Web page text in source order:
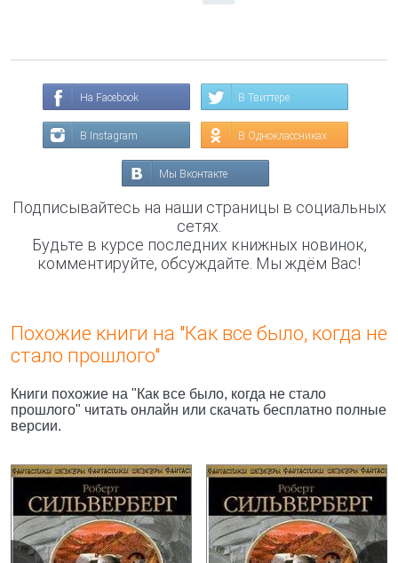
На Facebook В Твиттере
В Instagram В Одноклассниках
Мы Вконтакте
Подписывайтесь на наши страницы в социальных
сетях.
Будьте в курсе последних книжных новинок,
комментируйте, обсуждайте. Мы ждём Вас!
Похожие книги на "Как все было, когда не
стало прошлого"
Книги похожие на "Как все было, когда не стало
прошлого" читать онлайн или скачать бесплатно полные
версии.